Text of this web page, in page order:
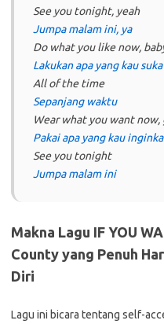
See you tonight, yeah
Jumpa malam ini, ya
Do what you like now,
Lakukan apa yang kau
All of the time
Sepanjang waktu
Wear what you want now,
Pakai apa yang kau
See you tonight
Jumpa malam ini
Makna Lagu IF YOU
County yang Penuh
Diri
Lagu ini bicara tentang self-